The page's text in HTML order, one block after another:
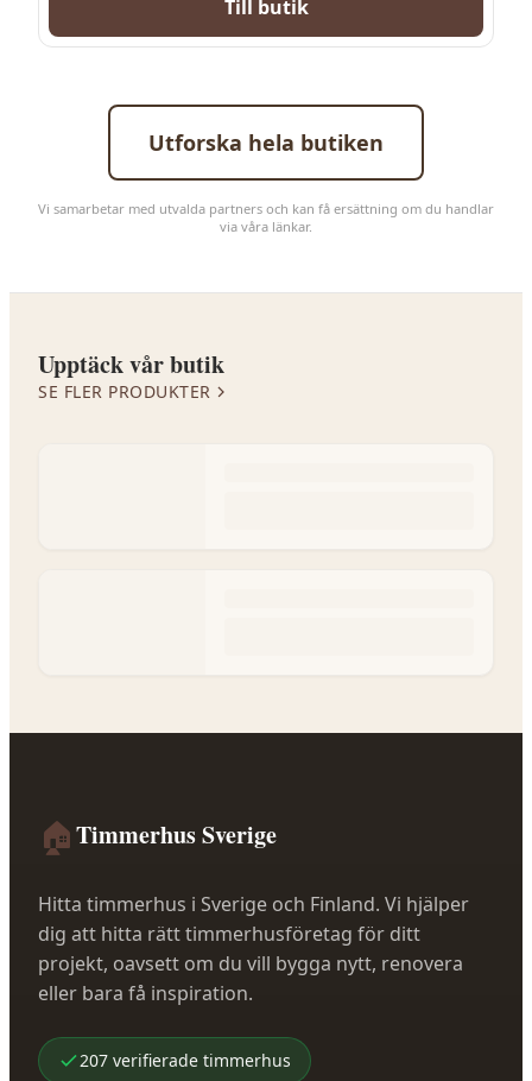
Till butik
Utforska hela butiken
Vi samarbetar med utvalda partners och kan få ersättning om du handlar
via våra länkar.
Upptäck vår butik
SE FLER PRODUKTER
🏠Timmerhus Sverige
Hitta timmerhus i Sverige och Finland. Vi hjälper
dig att hitta rätt timmerhusföretag för ditt
projekt, oavsett om du vill bygga nytt, renovera
eller bara få inspiration.
207 verifierade timmerhus